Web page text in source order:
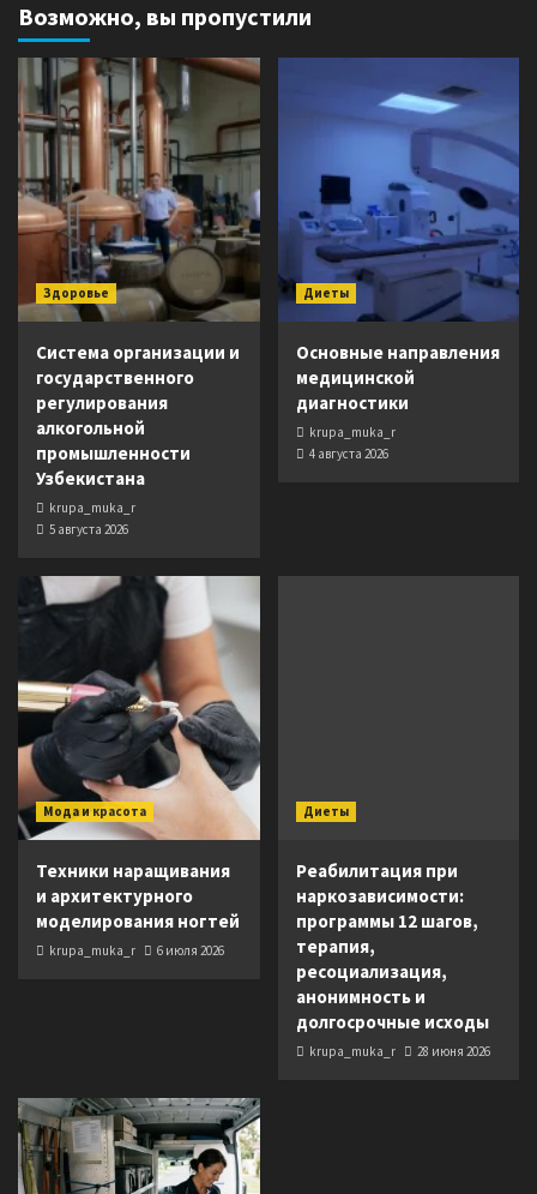
Возможно, вы пропустили
Здоровье
Система организации и
государственного
регулирования
алкогольной
промышленности
Узбекистана
krupa_muka_r
5 августа 2026
Диеты
Основные направления
медицинской
диагностики
krupa_muka_r
4 августа 2026
Мода и красота
Техники наращивания
и архитектурного
моделирования ногтей
krupa_muka_r 6 июля 2026
Диеты
Реабилитация при
наркозависимости:
программы 12 шагов,
терапия,
ресоциализация,
анонимность и
долгосрочные исходы
krupa_muka_r 28 июня 2026